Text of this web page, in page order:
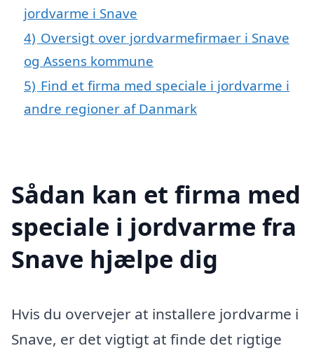
jordvarme i Snave
4) Oversigt over jordvarmefirmaer i Snave
og Assens kommune
5) Find et firma med speciale i jordvarme i
andre regioner af Danmark
Sådan kan et firma med
speciale i jordvarme fra
Snave hjælpe dig
Hvis du overvejer at installere jordvarme i
Snave, er det vigtigt at finde det rigtige